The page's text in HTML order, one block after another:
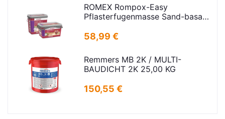
ROMEX Rompox-Easy
Pflasterfugenmasse Sand-basalt
58,99 €
Remmers MB 2K / MULTI-
BAUDICHT 2K 25,00 KG
150,55 €